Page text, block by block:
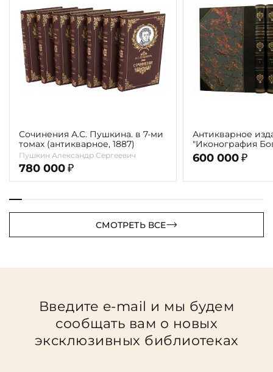
Сочинения А.С. Пушкина. в 7-ми
томах (антикварное, 1887)
Пушкин Александр Сергеевич
780 000 ₽
Антикварное
"Иконография
г. (в 2-х томах с
автора)
600 000 ₽
СМОТРЕТЬ ВСЕ
Введите e-mail и мы будем
сообщать вам о новых
эксклюзивных библиотеках